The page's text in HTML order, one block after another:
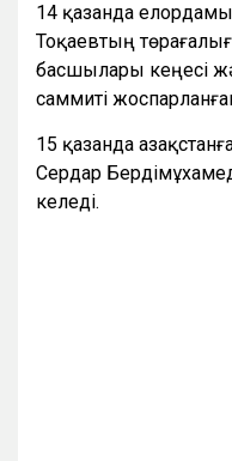
14 қазанда
Тоқаевтың
басшылары кеңесі
саммиті
15 қазанда
Сердар
келеді.